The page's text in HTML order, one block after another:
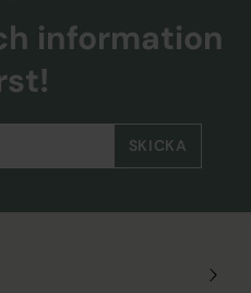
information
SKICKA